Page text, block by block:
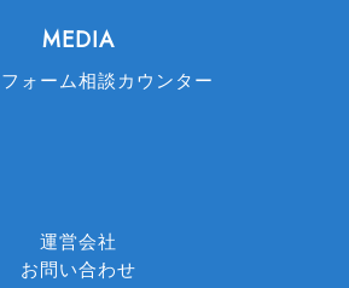
MEDIA
ォーム相談カウンター
運営会社
お問い合わせ